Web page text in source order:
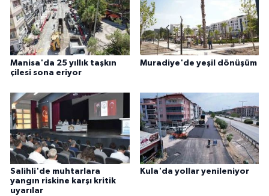
Manisa'da 25 yıllık taşkın
çilesi sona eriyor
Muradiye'de yeşil dönüşüm
Salihli'de muhtarlara
yangın riskine karşı kritik
uyarılar
Kula'da yollar yenileniyor